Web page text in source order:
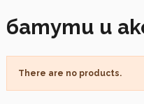
батути и
There are no products.